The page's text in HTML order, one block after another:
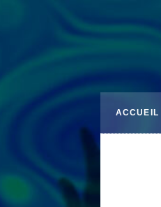
ACCUEIL